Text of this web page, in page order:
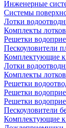
Инженерные
Системы
Лотки
Комплекты
Решетки
Пескоуловители
Комплектующие к
Лотки
Комплекты
Решетки
Решетки
Решетки
Пескоуловители
Комплектующие